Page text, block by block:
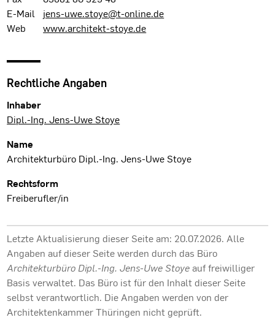
E-Mail
jens-uwe.stoye@t-online.de
Web
www.architekt-stoye.de
Rechtliche Angaben
Inhaber
Dipl.-Ing. Jens-Uwe Stoye
Name
Architekturbüro Dipl.-Ing. Jens-Uwe Stoye
Rechtsform
Freiberufler/in
Letzte Aktualisierung dieser Seite am: 20.07.2026. Alle
Angaben auf dieser Seite werden durch das Büro
Architekturbüro Dipl.-Ing. Jens-Uwe Stoyeauf freiwilliger
Basis verwaltet. Das Büro ist für den Inhalt dieser Seite
selbst verantwortlich. Die Angaben werden von der
Architektenkammer Thüringen nicht geprüft.